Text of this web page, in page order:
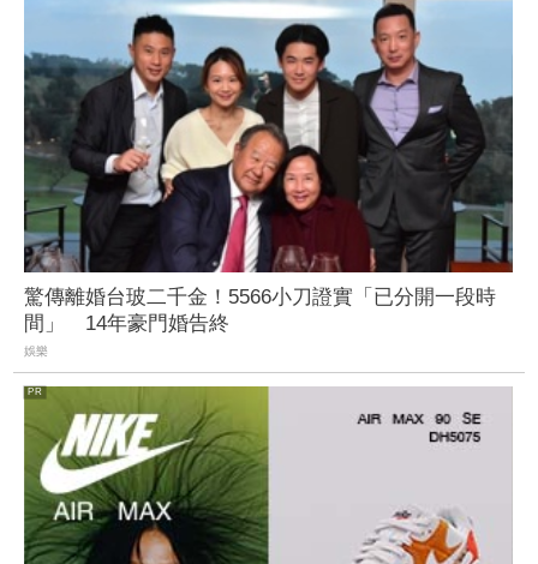
驚傳離婚台玻二千金！5566小刀證實「已分開一段時
間」 14年豪門婚告終
娛樂